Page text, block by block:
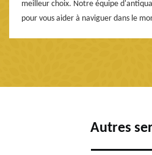
meilleur choix. Notre équipe
pour vous aider à naviguer dans le
Autres